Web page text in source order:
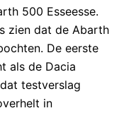
500 Esseesse.
zien dat de Abarth
De eerste
als de Dacia
testverslag
in